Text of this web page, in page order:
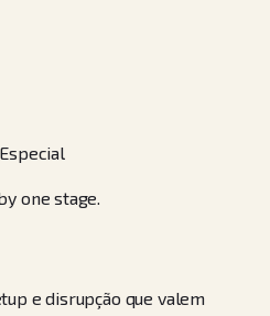
Especial
one stage.
e disrupção que valem